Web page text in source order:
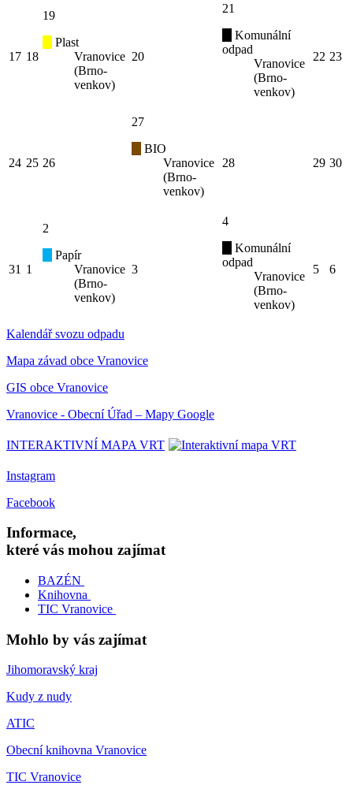
17 18
19
Plast
Vranovice
(Brno-
venkov)
20
21
Komunální
odpad
Vranovice
(Brno-
venkov)
22 23
24 25 26
27
BIO
Vranovice
(Brno-
venkov)
28 29 30
31 1
2
Papír
Vranovice
(Brno-
venkov)
3
4
Komunální
odpad
Vranovice
(Brno-
venkov)
5 6
Kalendář svozu odpadu
Mapa závad obce Vranovice
GIS obce Vranovice
Vranovice - Obecní Úřad – Mapy Google
INTERAKTIVNÍ MAPA VRT
Instagram
Facebook
Informace,
které vás mohou zajímat
BAZÉN
Knihovna
TIC Vranovice
Mohlo by vás zajímat
Jihomoravský kraj
Kudy z nudy
ATIC
Obecní knihovna Vranovice
TIC Vranovice